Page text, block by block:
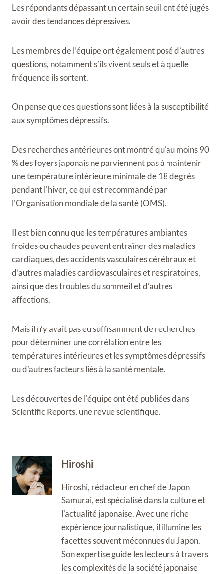
Les répondants dépassant un certain seuil ont été jugés
avoir des tendances dépressives.
Les membres de l’équipe ont également posé d’autres
questions, notamment s’ils vivent seuls et à quelle
fréquence ils sortent.
On pense que ces questions sont liées à la susceptibilité
aux symptômes dépressifs.
Des recherches antérieures ont montré qu'au moins 90
% des foyers japonais ne parviennent pas à maintenir
une température intérieure minimale de 18 degrés
pendant l'hiver, ce qui est recommandé par
l'Organisation mondiale de la santé (OMS).
Il est bien connu que les températures ambiantes
froides ou chaudes peuvent entraîner des maladies
cardiaques, des accidents vasculaires cérébraux et
d’autres maladies cardiovasculaires et respiratoires,
ainsi que des troubles du sommeil et d’autres
affections.
Mais il n’y avait pas eu suffisamment de recherches
pour déterminer une corrélation entre les
températures intérieures et les symptômes dépressifs
ou d’autres facteurs liés à la santé mentale.
Les découvertes de l'équipe ont été publiées dans
Scientific Reports, une revue scientifique.
Hiroshi
Hiroshi, rédacteur en chef de Japon
Samurai, est spécialisé dans la culture et
l'actualité japonaise. Avec une riche
expérience journalistique, il illumine les
facettes souvent méconnues du Japon.
Son expertise guide les lecteurs à travers
les complexités de la société japonaise